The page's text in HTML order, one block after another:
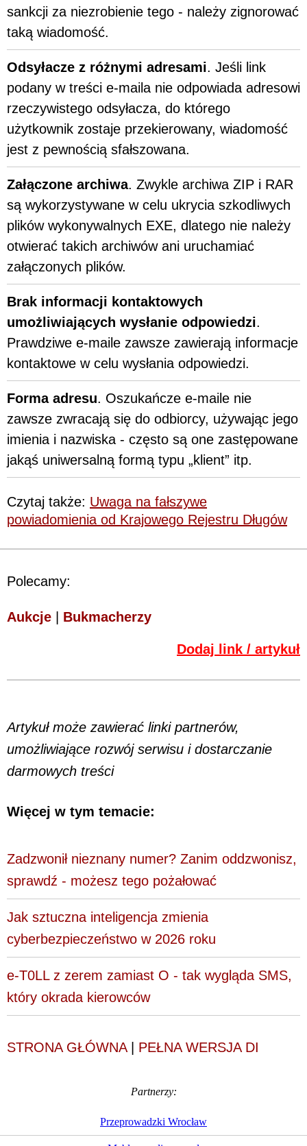
sankcji za niezrobienie tego - należy zignorować
taką wiadomość.
Odsyłacze z różnymi adresami. Jeśli link
podany w treści e-maila nie odpowiada adresowi
rzeczywistego odsyłacza, do którego
użytkownik zostaje przekierowany, wiadomość
jest z pewnością sfałszowana.
Załączone archiwa. Zwykle archiwa ZIP i RAR
są wykorzystywane w celu ukrycia szkodliwych
plików wykonywalnych EXE, dlatego nie należy
otwierać takich archiwów ani uruchamiać
załączonych plików.
Brak informacji kontaktowych
umożliwiających wysłanie odpowiedzi.
Prawdziwe e-maile zawsze zawierają informacje
kontaktowe w celu wysłania odpowiedzi.
Forma adresu. Oszukańcze e-maile nie
zawsze zwracają się do odbiorcy, używając jego
imienia i nazwiska - często są one zastępowane
jakąś uniwersalną formą typu „klient” itp.
Czytaj także: Uwaga na fałszywe
powiadomienia od Krajowego Rejestru Długów
Polecamy:
Aukcje Bukmacherzy
Dodaj link / artykuł
Artykuł może zawierać linki partnerów,
umożliwiające rozwój serwisu i dostarczanie
darmowych treści
Więcej w tym temacie:
Zadzwonił nieznany numer? Zanim oddzwonisz,
sprawdź - możesz tego pożałować
Jak sztuczna inteligencja zmienia
cyberbezpieczeństwo w 2026 roku
e-T0LL z zerem zamiast O - tak wygląda SMS,
który okrada kierowców
STRONA GŁÓWNA| PEŁNA WERSJA DI
Partnerzy:
Przeprowadzki Wrocław